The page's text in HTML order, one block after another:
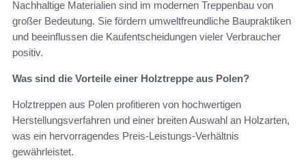
Nachhaltige Materialien sind im modernen Treppenbau von
großer Bedeutung. Sie fördern umweltfreundliche Baupraktiken
und beeinflussen die Kaufentscheidungen vieler Verbraucher
positiv.
Was sind die Vorteile einer Holztreppe aus Polen?
Holztreppen aus Polen profitieren von hochwertigen
Herstellungsverfahren und einer breiten Auswahl an Holzarten,
was ein hervorragendes Preis-Leistungs-Verhältnis
gewährleistet.